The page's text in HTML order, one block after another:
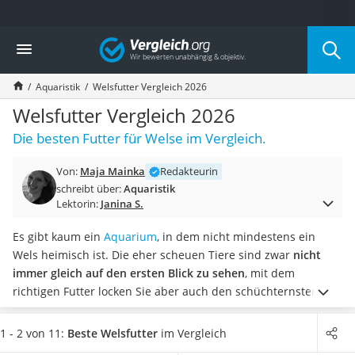
Die beliebtesten Vergleiche nach Kategorie
Drogerie
Inhalator
Haarschneider
Rollator
Braun Rasierer
Katzenklappe (Chip)
Masturbator
Massagepistole
Reisehaartrockner
Eiweißpulver
Magnesiumpräparat
Katzenklappe
Nackenmassagegerät
Zeckenschutz Katze
Vergleich
Aquaristik Welsfutter Vergleich 2026
Welsfutter Vergleich 2026
Die besten Futter für Welse im Vergleich.
Von: Maja Mainka
Redakteurin
schreibt über:Aquaristik
Lektorin: Janina S.
Es gibt kaum ein Aquarium, in dem nicht mindestens ein
Wels heimisch ist. Die eher scheuen Tiere sind zwar nicht
immer gleich auf den ersten Blick zu sehen, mit dem
richtigen Futter locken Sie aber auch den schüchternsten
Wels aus seinem Versteck hervor. Online-Tests raten zu
Welsfutter mit einemRohproteingehalt von mehr als 40
1 - 2 von 11: Beste Welsfutter im Vergleich